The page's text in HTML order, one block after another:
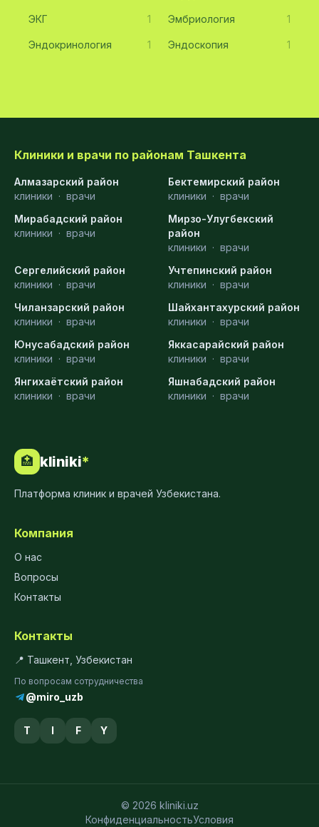
ЭКГ 1 Эмбриология 1
Эндокринология 1 Эндоскопия 1
Клиники и врачи по районам Ташкента
Алмазарский район
клиники · врачи
Бектемирский район
клиники · врачи
Мирабадский район
клиники · врачи
Мирзо-Улугбекский
район
клиники · врачи
Сергелийский район
клиники · врачи
Учтепинский район
клиники · врачи
Чиланзарский район
клиники · врачи
Шайхантахурский район
клиники · врачи
Юнусабадский район
клиники · врачи
Яккасарайский район
клиники · врачи
Янгихаётский район
клиники · врачи
Яшнабадский район
клиники · врачи
🏥 kliniki*
Платформа клиник и врачей Узбекистана.
Компания
О нас
Вопросы
Контакты
Контакты
📍 Ташкент, Узбекистан
По вопросам сотрудничества
@miro_uzb
T I F Y
© 2026 kliniki.uz
КонфиденциальностьУсловия